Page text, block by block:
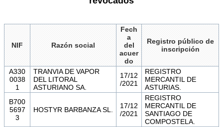
NIF Razón social
Fech
a
del
acuer
do
Registro público de
inscripción
A330
0038
1
TRANVIA DE VAPOR
DEL LITORAL
ASTURIANO SA.
17/12
/2021
REGISTRO
MERCANTIL DE
ASTURIAS.
B700
5697
3
HOSTYR BARBANZA SL.
17/12
/2021
REGISTRO
MERCANTIL DE
SANTIAGO DE
COMPOSTELA.